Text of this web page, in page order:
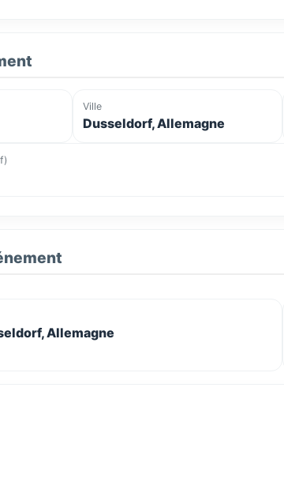
Ville
Dusseldorf, Allemagne
Allemagne